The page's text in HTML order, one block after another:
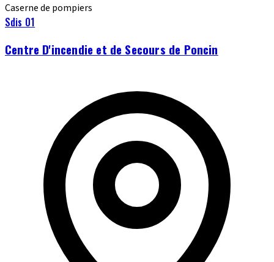
Caserne de pompiers
Sdis 01
Centre D'incendie et de Secours de Poncin